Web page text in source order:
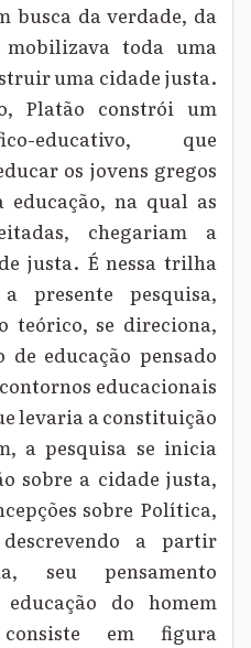
busca da verdade, da
toda uma
uma cidade justa.
Platão constrói um
educativo, que
os jovens gregos
na qual as
chegariam a
justa. É nessa trilha
presente pesquisa,
teórico, se direciona,
educação pensado
educacionais
levaria a constituição
a pesquisa se inicia
sobre a cidade justa,
sobre Política,
a partir
seu pensamento
do homem
em figura